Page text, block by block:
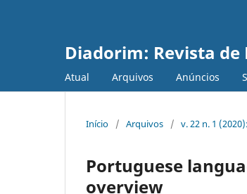
Diadorim: Revista
Atual Arquivos Anúncios
Início / Arquivos / v. 22 n. 1
Portuguese
overview